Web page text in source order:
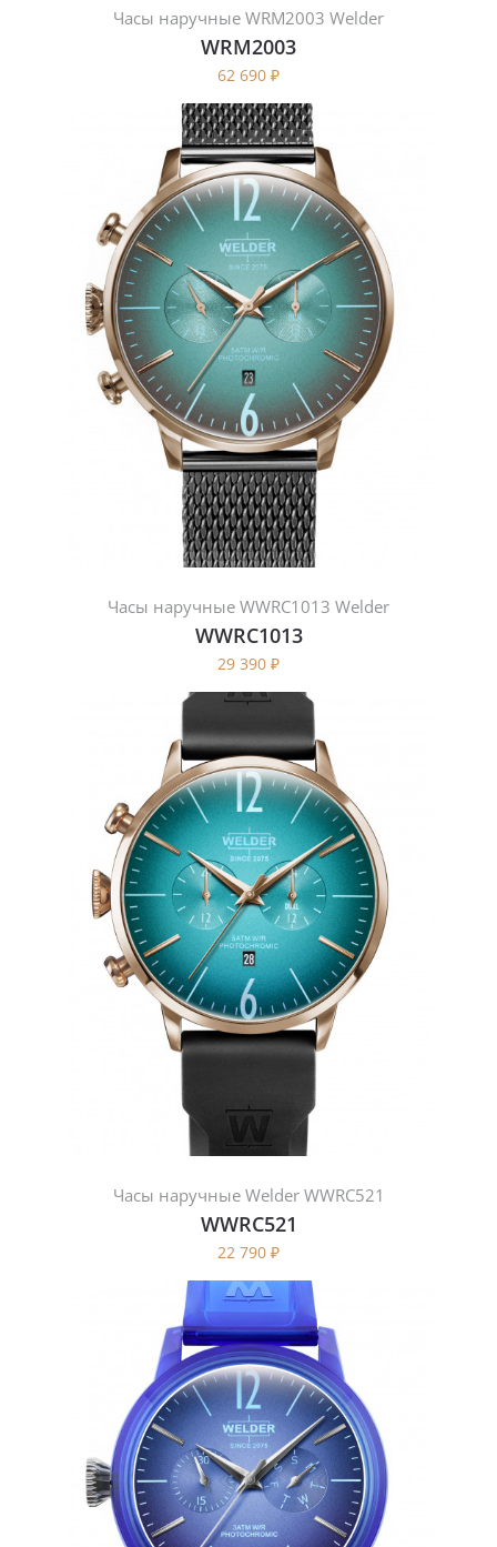
Часы наручные WRM2003 Welder
WRM2003
62 690 ₽
Часы наручные WWRC1013 Welder
WWRC1013
29 390 ₽
Часы наручные Welder WWRC521
WWRC521
22 790 ₽